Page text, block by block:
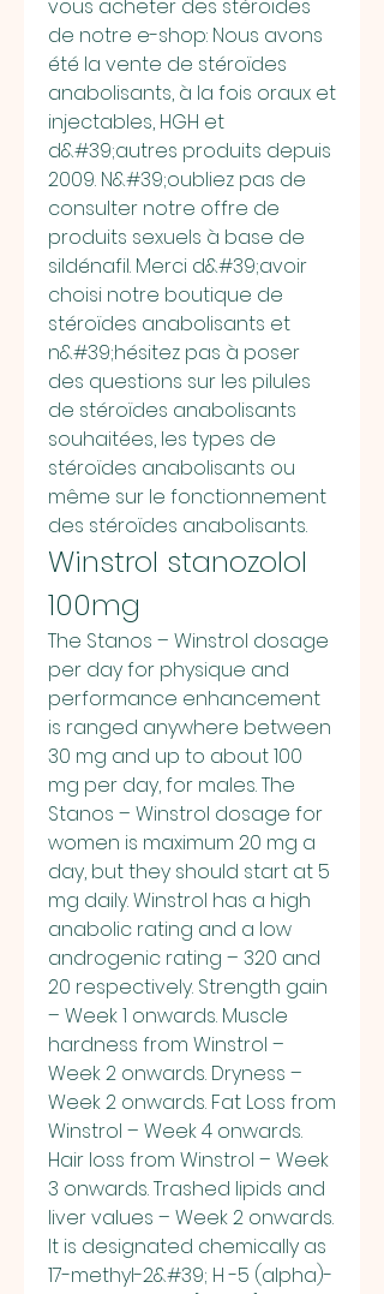
vous acheter des stéroïdes
de notre e-shop: Nous avons
été la vente de stéroïdes
anabolisants, à la fois oraux et
injectables, HGH et
d&#39;autres produits depuis
2009. N&#39;oubliez pas de
consulter notre offre de
produits sexuels à base de
sildénafil. Merci d&#39;avoir
choisi notre boutique de
stéroïdes anabolisants et
n&#39;hésitez pas à poser
des questions sur les pilules
de stéroïdes anabolisants
souhaitées, les types de
stéroïdes anabolisants ou
même sur le fonctionnement
des stéroïdes anabolisants.
Winstrol stanozolol
100mg
The Stanos – Winstrol dosage
per day for physique and
performance enhancement
is ranged anywhere between
30 mg and up to about 100
mg per day, for males. The
Stanos – Winstrol dosage for
women is maximum 20 mg a
day, but they should start at 5
mg daily. Winstrol has a high
anabolic rating and a low
androgenic rating – 320 and
20 respectively. Strength gain
– Week 1 onwards. Muscle
hardness from Winstrol –
Week 2 onwards. Dryness –
Week 2 onwards. Fat Loss from
Winstrol – Week 4 onwards.
Hair loss from Winstrol – Week
3 onwards. Trashed lipids and
liver values – Week 2 onwards.
It is designated chemically as
17-methyl-2&#39; H -5 (alpha)-